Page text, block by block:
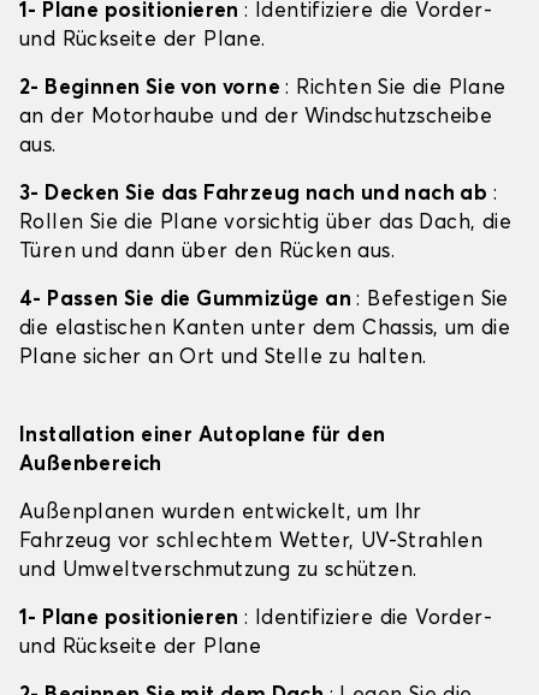
1- Plane positionieren: Identifiziere die Vorder-
und Rückseite der Plane.
2- Beginnen Sie von vorne: Richten Sie die Plane
an der Motorhaube und der Windschutzscheibe
aus.
3- Decken Sie das Fahrzeug nach und nach ab :
Rollen Sie die Plane vorsichtig über das Dach, die
Türen und dann über den Rücken aus.
4- Passen Sie die Gummizüge an: Befestigen Sie
die elastischen Kanten unter dem Chassis, um die
Plane sicher an Ort und Stelle zu halten.
Installation einer Autoplane für den
Außenbereich
Außenplanen wurden entwickelt, um Ihr
Fahrzeug vor schlechtem Wetter, UV-Strahlen
und Umweltverschmutzung zu schützen.
1- Plane positionieren: Identifiziere die Vorder-
und Rückseite der Plane